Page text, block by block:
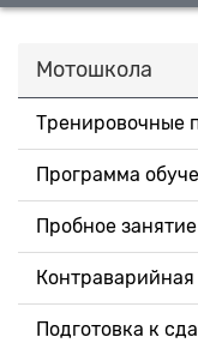
Мотошкола
Тренировочные
Программа
Пробное занятие
Контраварийная
Подготовка к